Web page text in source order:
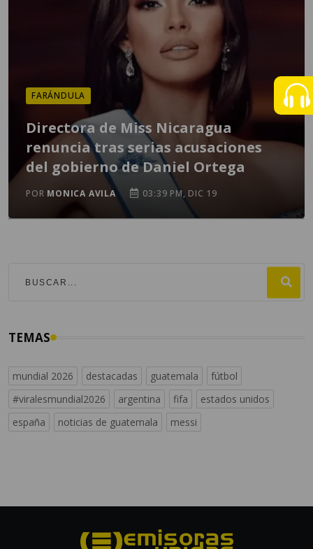
FARÁNDULA
Directora de Miss Nicaragua
renuncia tras serias acusaciones
del gobierno de Daniel Ortega
POR MONICA AVILA 03:39 PM, DIC 19
TEMAS
mundial 2026 destacadas guatemala
fútbol
#viralesmundial2026
argentina fifa
estados unidos
españa
noticias de guatemala messi